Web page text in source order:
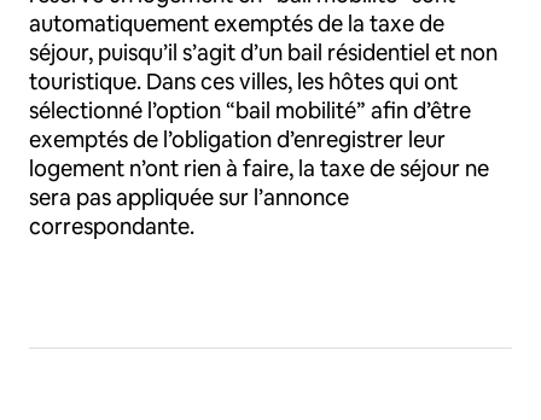
automatiquement exemptés de la taxe de
séjour, puisqu’il s’agit d’un bail résidentiel et non
touristique. Dans ces villes, les hôtes qui ont
sélectionné l’option “bail mobilité” afin d’être
exemptés de l’obligation d’enregistrer leur
logement n’ont rien à faire, la taxe de séjour ne
sera pas appliquée sur l’annonce
correspondante.